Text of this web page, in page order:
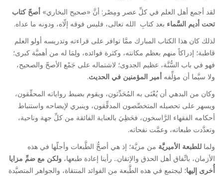
لقد أجمع أهل العلم في كلِّ عصر ومِصْر: أنَّ «صحيح البخاري» أصحّ كتاب
تحت أديم السَّماء بعد كتابِ الله تعالى، فليس فوقه إلّاه، ودونه ما عداه.
لذلك كان هذا الكتاب المبارك ممَّا توافر على قراءته وتدريسه أولو العلم
قاطبة؛ إدراكاً منهم بعظم مكانته، وكثرة فوائده، ولِمَا له من أهميَّة كبرى؛
فهو في باب السُّنَّة، عظيم الجدوى؛ لاشتماله على جَمْع الأصحّ والصحيح،
ولا سيَّما أن مؤلِّفه أمير المؤمنين في الحديث.
وكان من البدهي أن يُعْنَى به المُحَدِّثون، ويقوم بضبط رواياته المحقِّقون،
ويسهر على تحصيله المتخصِّصون المدقِّقون، وينبري لإيضاحه واستنباط
أحكامه الفقهاء الرَّاسخون، فحَظِيَ بالعناية الفائقة من كلِّ جهة وناحية،
وتعدَّدت طبعاته، وعمَّت نفحاته.
ولما للطبعة الأميريَّة من مزيَّة؛ إذ هي أصحُّ الطَّبعات وأجلّها في هذه
الأزمان، باتِّفاق أهل الحذق والإتقان.. رأينا إعادة طبعها، ولكن مع ضمِّ مزايا
أُخرى إليها؛ ليجتمع في هذه الطَّبعة من الفوائد المنتقاة، والجواهر المتصيَّدة